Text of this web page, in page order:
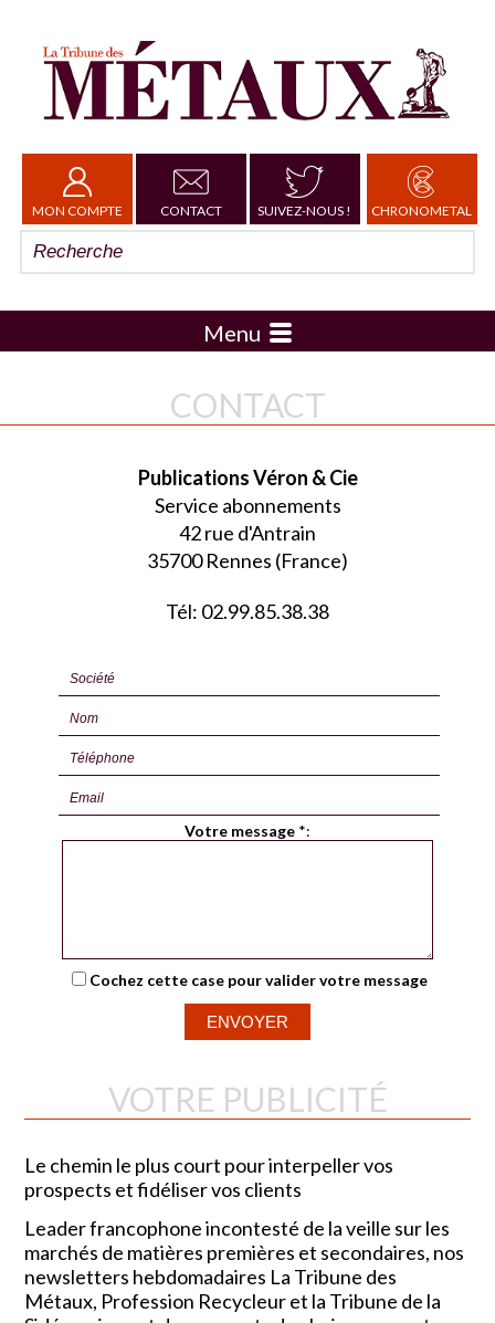
MON COMPTE CONTACT SUIVEZ-NOUS ! CHRONOMETAL
Menu
CONTACT
Publications Véron & Cie
Service abonnements
42 rue d'Antrain
35700 Rennes (France)
Tél: 02.99.85.38.38
Votre message *:
Cochez cette case pour valider votre message
VOTRE PUBLICITÉ
Le chemin le plus court pour interpeller vos
prospects et fidéliser vos clients
Leader francophone incontesté de la veille sur les
marchés de matières premières et secondaires, nos
newsletters hebdomadaires La Tribune des
Métaux, Profession Recycleur et la Tribune de la